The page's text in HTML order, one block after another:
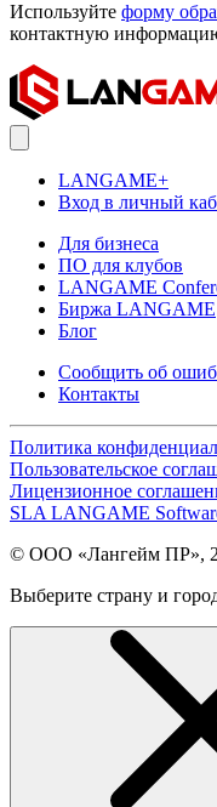
Используйте форму
контактную
LANGAME+
Вход в личный
Для бизнеса
ПО для клубов
LANGAME
Биржа LANGAME
Блог
Сообщить об
Контакты
Политика
Пользовательское
Лицензионное
SLA LANGAME
© ООО «Лангейм ПР»,
Выберите страну и